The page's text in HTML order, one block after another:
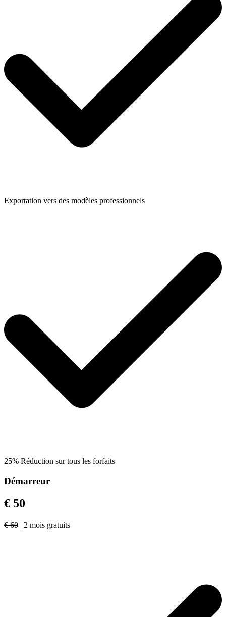
Exportation vers des modèles professionnels
25% Réduction sur tous les forfaits
Démarreur
€ 50
€ 60 | 2 mois gratuits